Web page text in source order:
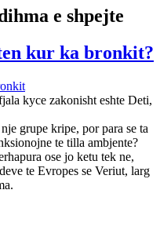
e shpejte
kur ka bronkit?
kyce zakonisht eshte Deti,
grupe kripe, por para se ta
te tilla ambjente?
ose jo ketu tek ne,
te Evropes se Veriut, larg